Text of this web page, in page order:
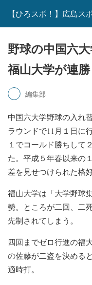
【ひろスポ！】広島ス
野球の中国六大
福山大学が連
編集部
中国六大学野球の入れ
ラウンドで11月１日に
１でコールド勝ちして
た。平成５年春以来の
差を見せつけられた格
福山大学は「大学野球
勢。ところが二回、二
先制されてしまう。
四回までゼロ行進の福
の佐藤が二盗を決める
適時打。